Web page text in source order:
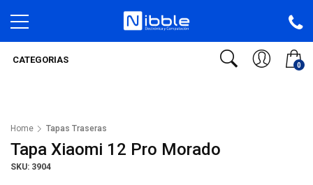
0
CATEGORIAS
Home Tapas Traseras
Tapa Xiaomi 12 Pro Morado
SKU: 3904